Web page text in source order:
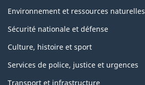
Environnement et ressources naturelles
Sécurité nationale et défense
Culture, histoire et sport
Services de police, justice et urgences
Transport et infrastructure